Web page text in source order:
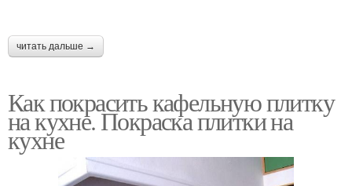
читать дальше →
Как покрасить кафельную плитку
на кухне. Покраска плитки на
кухне